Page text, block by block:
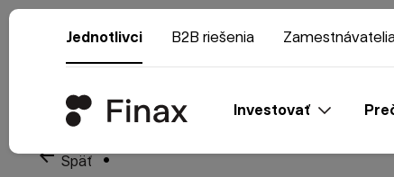
Jednotlivci B2B riešenia
Investovať
arrow_back Späť